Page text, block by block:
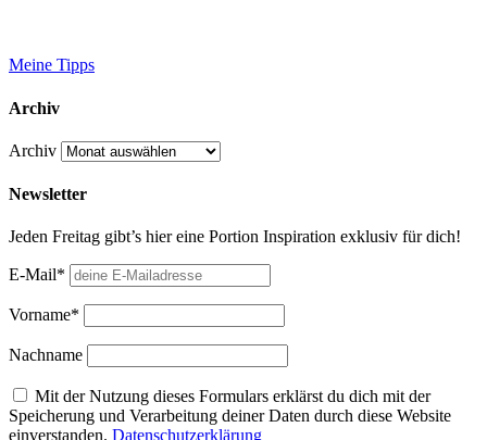
Meine Tipps
Archiv
Archiv
Newsletter
Jeden Freitag gibt’s hier eine Portion Inspiration exklusiv für dich!
E-Mail*
Vorname*
Nachname
Mit der Nutzung dieses Formulars erklärst du dich mit der
Speicherung und Verarbeitung deiner Daten durch diese Website
einverstanden. Datenschutzerklärung